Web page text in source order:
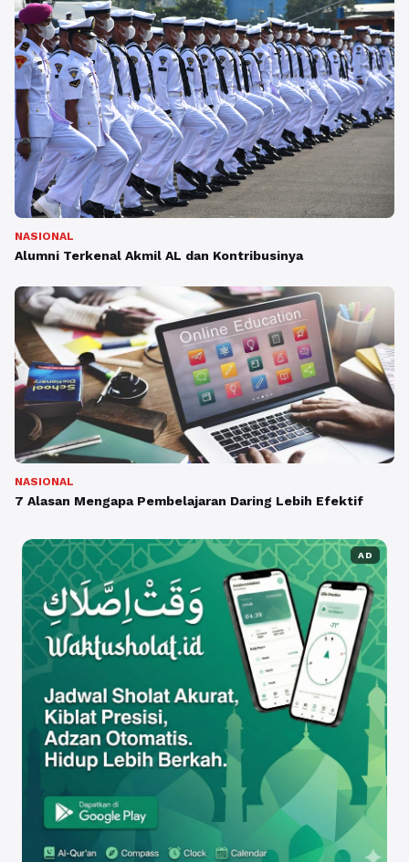
NASIONAL
Alumni Terkenal Akmil AL dan Kontribusinya
NASIONAL
7 Alasan Mengapa Pembelajaran Daring Lebih Efektif
AD